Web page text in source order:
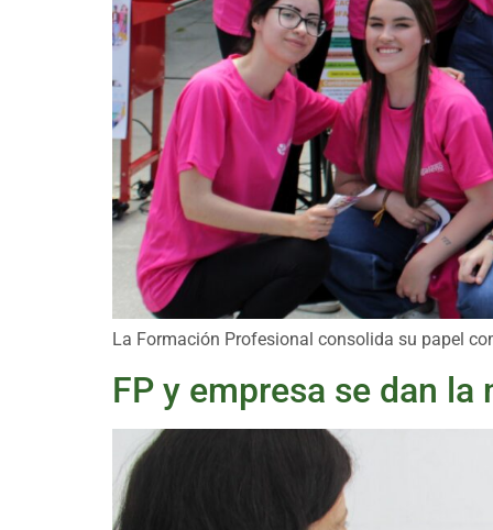
La Formación Profesional consolida su papel
FP y empresa se dan